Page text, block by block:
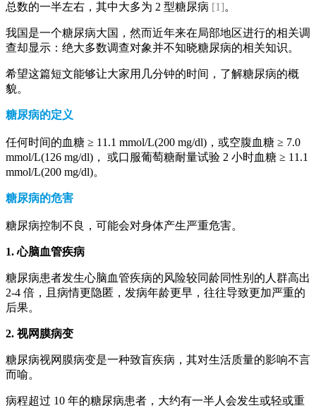
总数的一半左右，其中大多为 2 型糖尿病 [1]。
我国是一个糖尿病大国，然而近年来在局部地区进行的相关调
查却显示：绝大多数调查对象并不知晓糖尿病的相关知识。
希望这篇短文能够让大家用几分钟的时间，了解糖尿病的概
貌。
糖尿病的定义
任何时间的血糖 ≥ 11.1 mmol/L(200 mg/dl)，或空腹血糖 ≥ 7.0
mmol/L(126 mg/dl)， 或口服葡萄糖耐量试验 2 小时血糖 ≥ 11.1
mmol/L(200 mg/dl)。
糖尿病的危害
糖尿病控制不良，可能会对身体产生严重危害。
1. 心脑血管疾病
糖尿病患者发生心脑血管疾病的风险较同龄同性别的人群高出
2-4 倍，且病情更隐匿，发病年龄更早，往往导致更加严重的
后果。
2. 视网膜病变
糖尿病视网膜病变是一种致盲疾病，其对生活质量的影响不言
而喻。
病程超过 10 年的糖尿病患者，大约有一半人会发生或轻或重